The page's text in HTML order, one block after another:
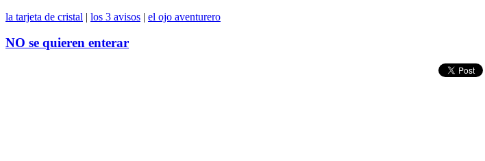
la tarjeta de cristal | los 3 avisos | el ojo aventurero
NO se quieren enterar